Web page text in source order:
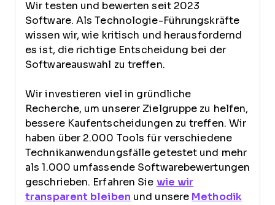
Wir testen und bewerten seit 2023
Software. Als Technologie-Führungskräfte
wissen wir, wie kritisch und herausfordernd
es ist, die richtige Entscheidung bei der
Softwareauswahl zu treffen.
Wir investieren viel in gründliche
Recherche, um unserer Zielgruppe zu helfen,
bessere Kaufentscheidungen zu treffen. Wir
haben über 2.000 Tools für verschiedene
Technikanwendungsfälle getestet und mehr
als 1.000 umfassende Softwarebewertungen
geschrieben. Erfahren Sie wie wir
transparent bleiben und unsere Methodik